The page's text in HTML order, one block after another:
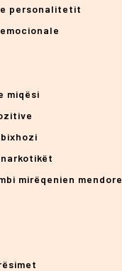
personalitetit
miqësi
mirëqenien mendore